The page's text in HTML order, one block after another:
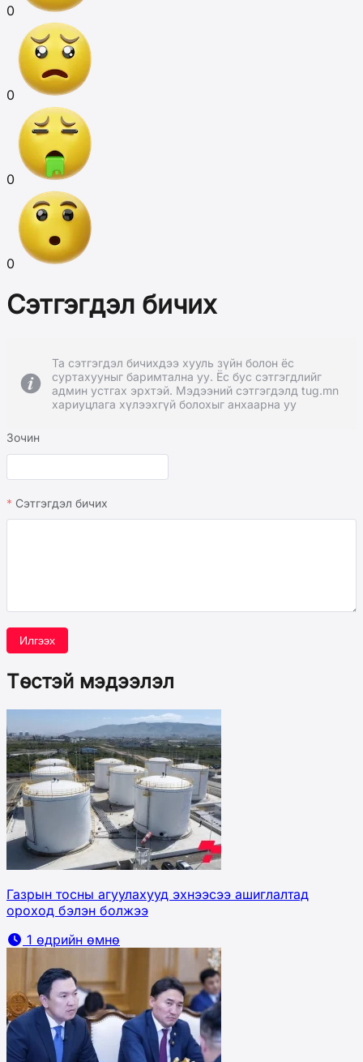
0
0
0
0
Сэтгэгдэл бичих
Та сэтгэгдэл бичихдээ хууль зүйн болон ёс
суртахууныг баримтална уу. Ёс бус сэтгэгдлийг
админ устгах эрхтэй. Мэдээний сэтгэгдэлд tug.mn
хариуцлага хүлээхгүй болохыг анхаарна уу
Зочин
Сэтгэгдэл бичих
Илгээх
Төстэй мэдээлэл
Газрын тосны агуулахууд эхнээсээ ашиглалтад
ороход бэлэн болжээ
1 өдрийн өмнө